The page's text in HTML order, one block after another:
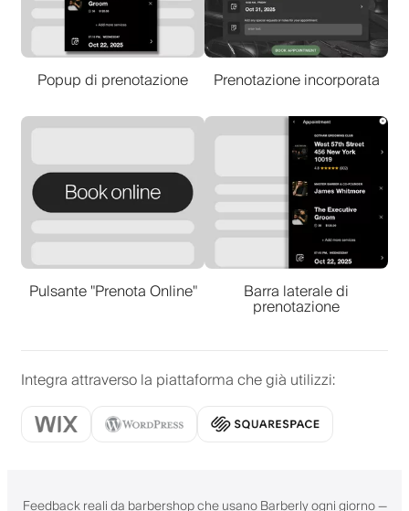
Popup di prenotazione Prenotazione incorporata
Pulsante "Prenota Online" Barra laterale di
prenotazione
Integra attraverso la piattaforma che già utilizzi: